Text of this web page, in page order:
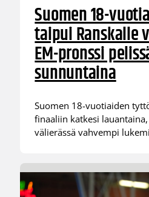
Suomen 18-
taipui Ranskalle
EM-pronssi
sunnuntaina
Suomen 18-vuotiaiden
finaaliin katkesi
välierässä vahvempi